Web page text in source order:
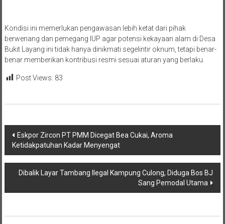
Kondisi ini memerlukan pengawasan lebih ketat dari pihak
berwenang dan pemegang IUP agar potensi kekayaan alam di Desa
Bukit Layang ini tidak hanya dinikmati segelintir oknum, tetapi benar-
benar memberikan kontribusi resmi sesuai aturan yang berlaku.
Post Views: 83
Navigasi
pos
Eskpor Zircon PT PMM Dicegat Bea Cukai, Aroma
Ketidakpatuhan Kadar Menyengat
Dibalik Layar Tambang Ilegal Kampung Culong, Diduga Bos BJ
Sang Pemodal Utama